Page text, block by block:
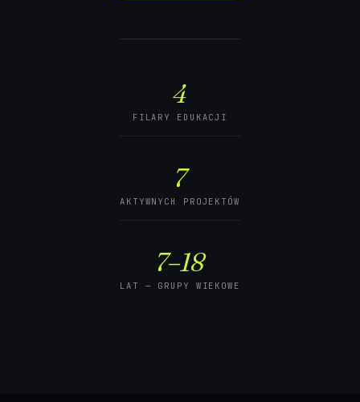
4
FILARY EDUKACJI
7
AKTYWNYCH PROJEKTÓW
7–18
LAT — GRUPY WIEKOWE